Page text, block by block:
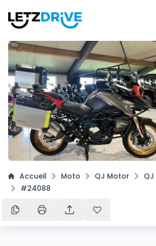
Accueil Moto QJ Motor
QJ
#24088